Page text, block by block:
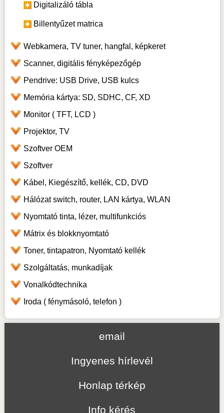
Digitalizáló tábla
Billentyűzet matrica
Webkamera, TV tuner, hangfal, képkeret
Scanner, digitális fényképezőgép
Pendrive: USB Drive, USB kulcs
Memória kártya: SD, SDHC, CF, XD
Monitor ( TFT, LCD )
Projektor, TV
Szoftver OEM
Szoftver
Kábel, Kiegészítő, kellék, CD, DVD
Hálózat switch, router, LAN kártya, WLAN
Nyomtató tinta, lézer, multifunkciós
Mátrix és blokknyomtató
Toner, tintapatron, Nyomtató kellék
Szolgáltatás, munkadíjak
Vonalkódtechnika
Iroda ( fénymásoló, telefon )
email
Ingyenes hírlevél
Honlap térkép
Info kérés